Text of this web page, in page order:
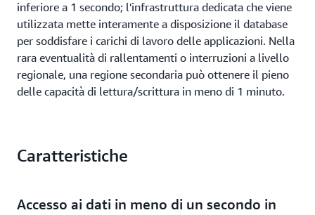
inferiore a 1 secondo; l'infrastruttura dedicata che viene
utilizzata mette interamente a disposizione il database
per soddisfare i carichi di lavoro delle applicazioni. Nella
rara eventualità di rallentamenti o interruzioni a livello
regionale, una regione secondaria può ottenere il pieno
delle capacità di lettura/scrittura in meno di 1 minuto.
Caratteristiche
Accesso ai dati in meno di un secondo in